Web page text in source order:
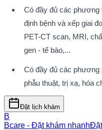
Có đầy đủ các phương
định bệnh và xếp giai
PET-CT scan, MRI,
gen - tế bào,...
Có đầy đủ các phương
phẫu thuật, trị xạ, hóa
Đặt lịch khám
B
Bcare - Đặt khám nhanh